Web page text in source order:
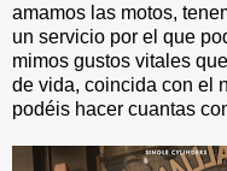
amamos las motos,
un servicio por el que
mimos gustos vitales
de vida, coincida con el
podéis hacer cuantas